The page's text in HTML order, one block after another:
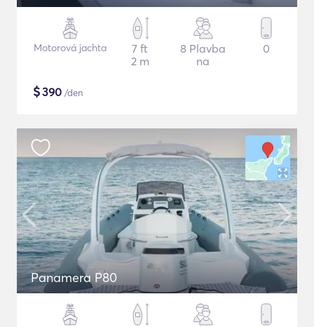
Motorová jachta
7 ft
2 m
8 Plavba
na
0
$390 /den
Panamera P80